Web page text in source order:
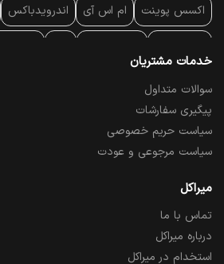
اکسس پوینت ام اس آی اندرویدباکس
پایه سقفی
پرده نمایش
تبلت و موبایل تجهیزات پسیو شبکه
تلویزیون
درایو نوری
دستگاه ضبط تصاویر
خدمات مشتریان
سوالات متداول
پیگیری سفارشات
سیاست حریم خصوصی
سیاست مرجوعی و عودت
میراکل
تماس با ما
درباره میراکل
استخدام در میراکل